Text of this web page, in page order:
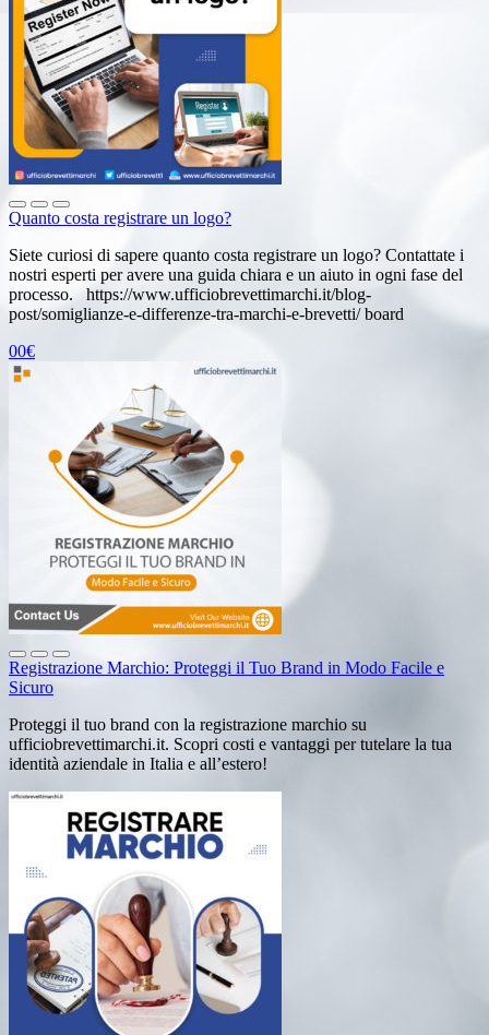
Quanto costa registrare un logo?
Siete curiosi di sapere quanto costa registrare un logo? Contattate i
nostri esperti per avere una guida chiara e un aiuto in ogni fase del
processo. https://www.ufficiobrevettimarchi.it/blog-
post/somiglianze-e-differenze-tra-marchi-e-brevetti/ board
00€
Registrazione Marchio: Proteggi il Tuo Brand in Modo Facile e
Sicuro
Proteggi il tuo brand con la registrazione marchio su
ufficiobrevettimarchi.it. Scopri costi e vantaggi per tutelare la tua
identità aziendale in Italia e all’estero!